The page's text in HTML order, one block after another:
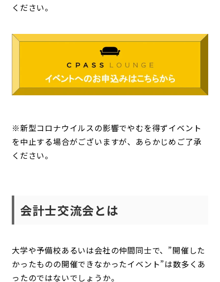
ください。
※新型コロナウイルスの影響でやむを得ずイベント
を中止する場合がございますが、あらかじめご了承
ください。
会計士交流会とは
大学や予備校あるいは会社の仲間同士で、”開催した
かったものの開催できなかったイベント”は数多くあ
ったのではないでしょうか。